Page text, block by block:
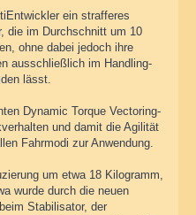
ein strafferes
die im Durchschnitt um 10
ohne dabei jedoch ihre
ausschließlich im Handling-
lässt.
Dynamic Torque Vectoring-
und damit die Agilität
Fahrmodi zur Anwendung.
um etwa 18 Kilogramm,
wurde durch die neuen
Stabilisator, der